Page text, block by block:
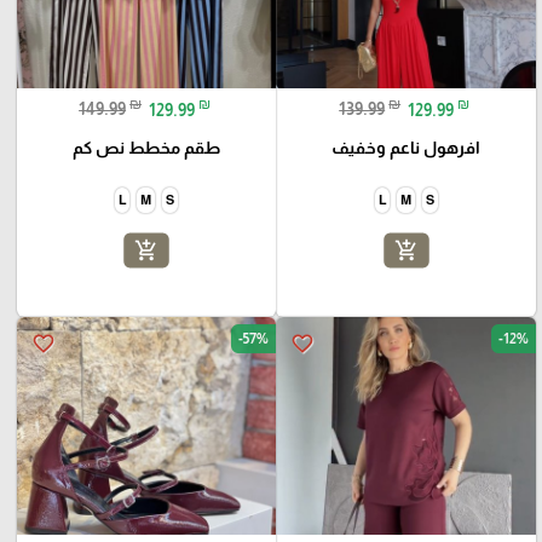
139.99 ₪ 129.99 ₪
افرهول ناعم وخفيف
S
M
L
add_shopping_cart
149.99 ₪ 129.99 ₪
طقم مخطط نص كم
S
M
L
add_shopping_cart
favorite_border -12%
favorite_border -57%